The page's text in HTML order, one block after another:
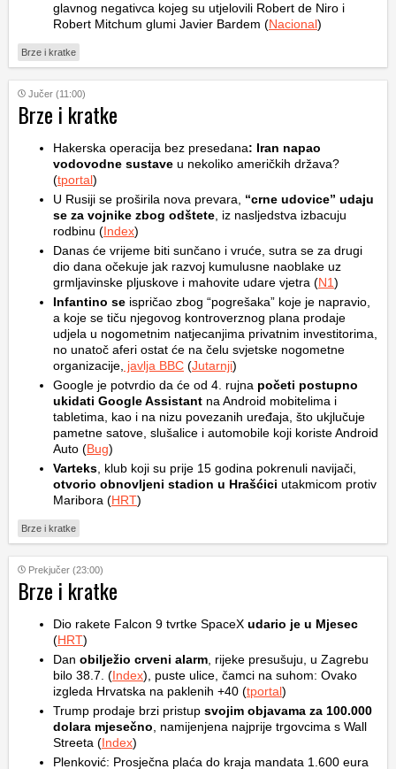
glavnog negativca kojeg su utjelovili Robert de Niro i
Robert Mitchum glumi Javier Bardem (Nacional)
Brze i kratke
Jučer (11:00)
Brze i kratke
Hakerska operacija bez presedana: Iran napao
vodovodne sustave u nekoliko američkih država?
(tportal)
U Rusiji se proširila nova prevara, “crne udovice” udaju
se za vojnike zbog odštete , iz nasljedstva izbacuju
rodbinu (Index)
Danas će vrijeme biti sunčano i vruće, sutra se za drugi
dio dana očekuje jak razvoj kumulusne naoblake uz
grmljavinske pljuskove i mahovite udare vjetra (N1)
Infantino se ispričao zbog “pogrešaka” koje je napravio,
a koje se tiču njegovog kontroverznog plana prodaje
udjela u nogometnim natjecanjima privatnim investitorima,
no unatoč aferi ostat će na čelu svjetske nogometne
organizacije, javlja BBC (Jutarnji)
Google je potvrdio da će od 4. rujna početi postupno
ukidati Google Assistant na Android mobitelima i
tabletima, kao i na nizu povezanih uređaja, što ukjlučuje
pametne satove, slušalice i automobile koji koriste Android
Auto (Bug)
Varteks , klub koji su prije 15 godina pokrenuli navijači,
otvorio obnovljeni stadion u Hrašćici utakmicom protiv
Maribora (HRT)
Brze i kratke
Prekjučer (23:00)
Brze i kratke
Dio rakete Falcon 9 tvrtke SpaceX udario je u Mjesec
(HRT)
Dan obilježio crveni alarm , rijeke presušuju, u Zagrebu
bilo 38.7. (Index), puste ulice, čamci na suhom: Ovako
izgleda Hrvatska na paklenih +40 (tportal)
Trump prodaje brzi pristup svojim objavama za 100.000
dolara mjesečno , namijenjena najprije trgovcima s Wall
Streeta (Index)
Plenković: Prosječna plaća do kraja mandata 1.600 eura